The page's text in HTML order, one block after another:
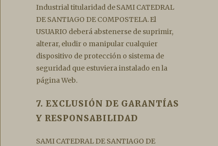
Industrial titularidad de SAMI CATEDRAL
DE SANTIAGO DE COMPOSTELA. El
USUARIO deberá abstenerse de suprimir,
alterar, eludir o manipular cualquier
dispositivo de protección o sistema de
seguridad que estuviera instalado en la
página Web.
7. EXCLUSIÓN DE GARANTÍAS
Y RESPONSABILIDAD
SAMI CATEDRAL DE SANTIAGO DE